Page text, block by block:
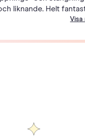
liknande. Helt
Visa